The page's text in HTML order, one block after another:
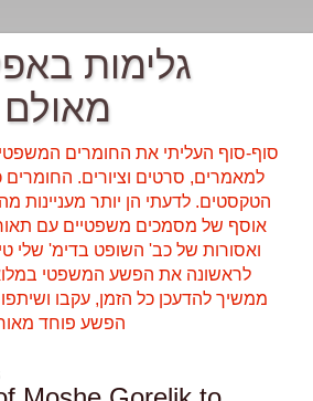
גלימות
סוף-סוף העליתי את החומרים
למאמרים, סרטים וציורים. החומרים
הטקסטים. לדעתי הן יותר מעניינות
אוסף של מסמכים משפטיים עם
ואסורות של כב' השופט בדימ' שלי
לראשונה את הפשע המשפטי במלוא
ממשיך להדעכן כל הזמן, עקבו
הפשע פוחד